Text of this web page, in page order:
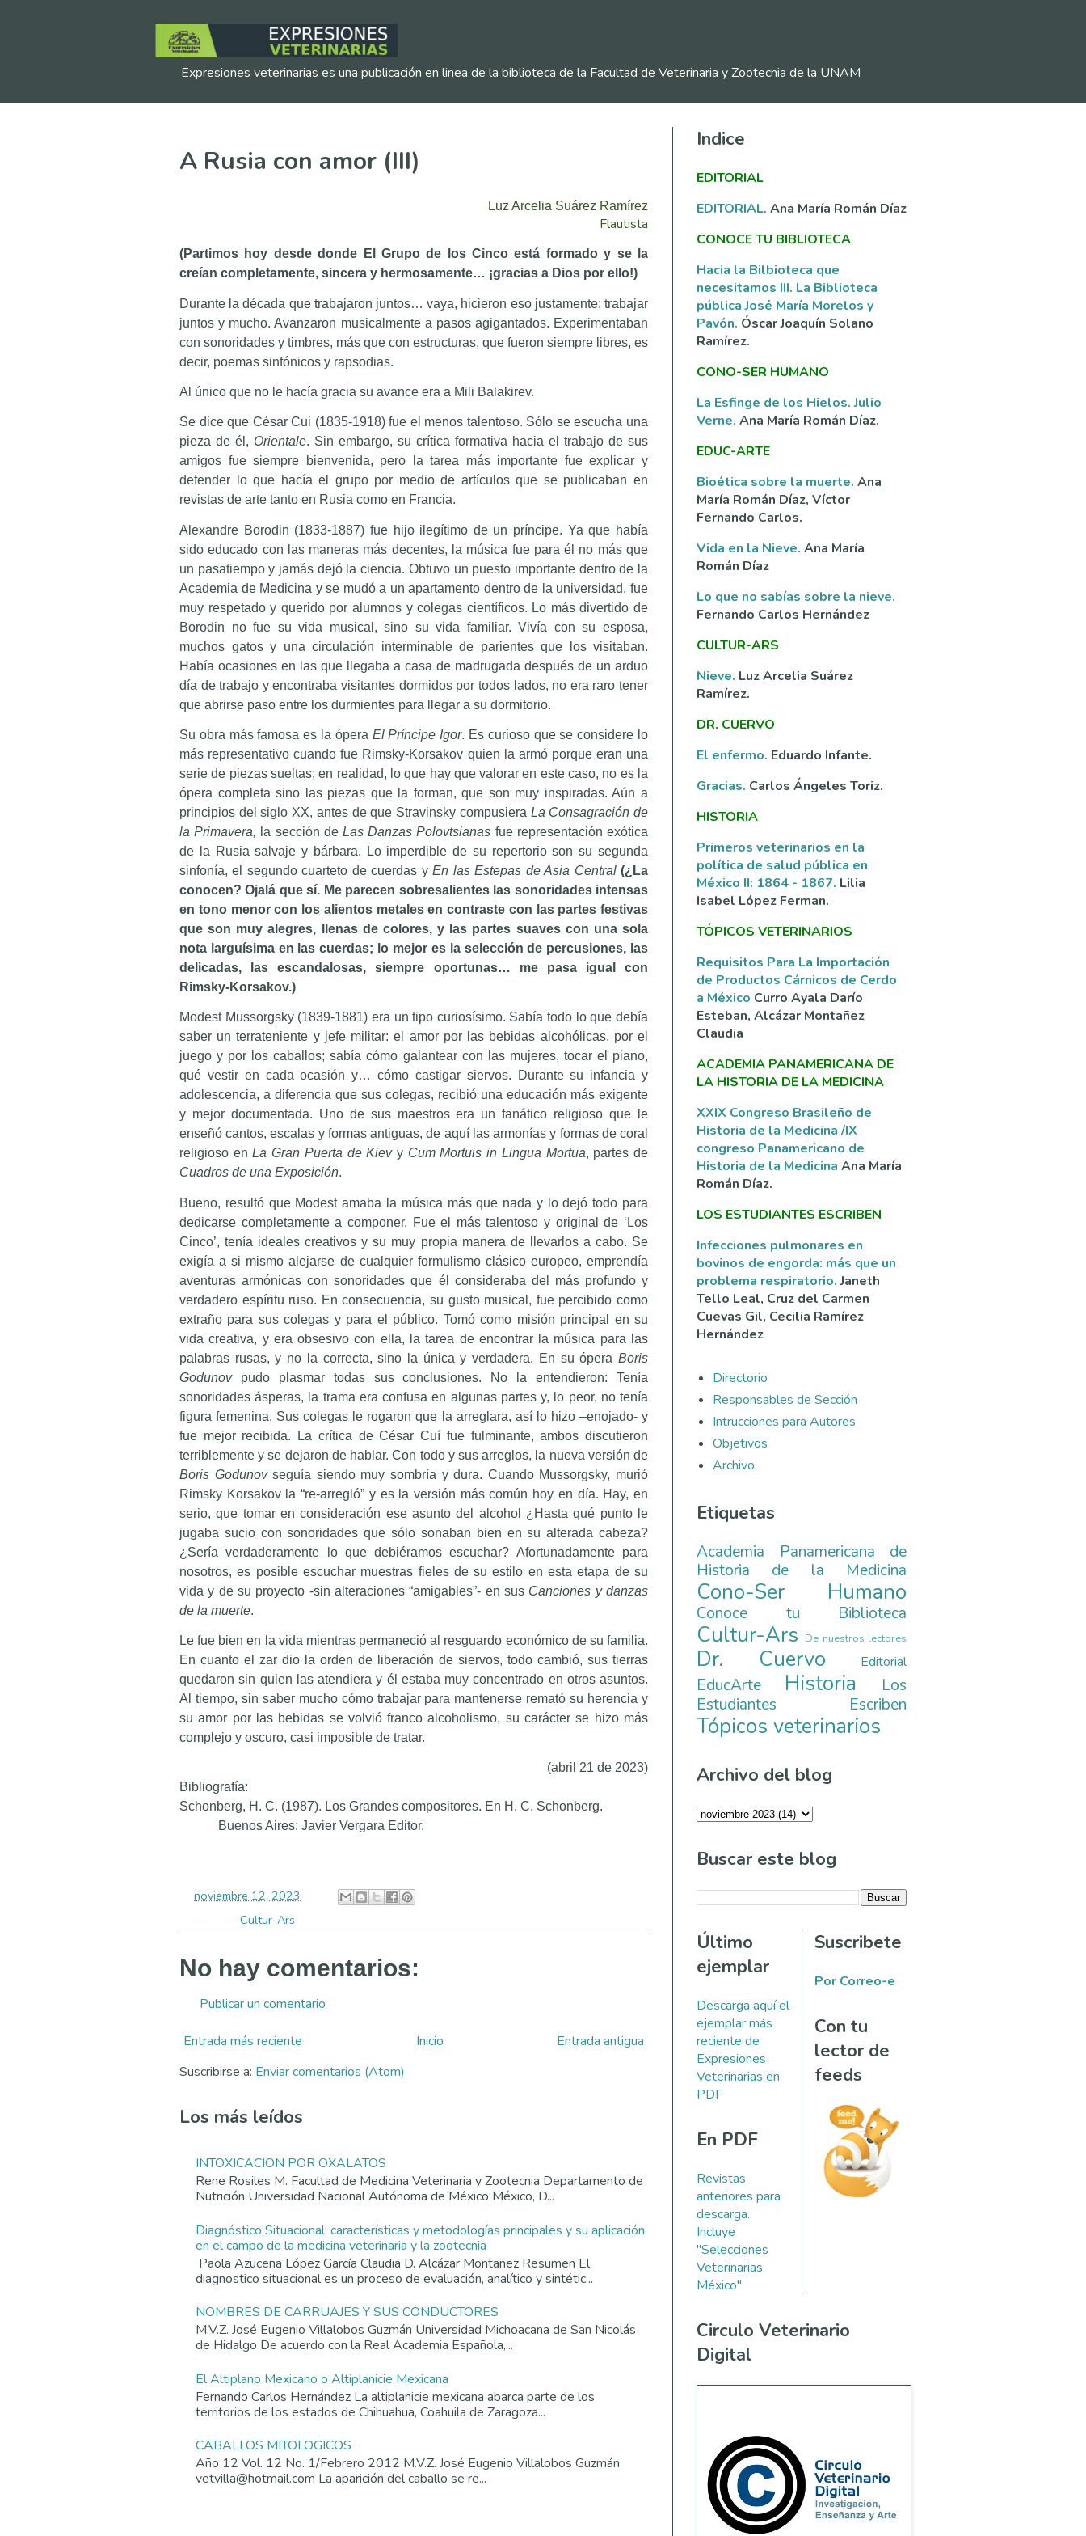
Expresiones veterinarias es una publicación en linea de la biblioteca de la Facultad de Veterinaria y Zootecnia de la UNAM
A Rusia con amor (III)
Luz Arcelia Suárez Ramírez
Flautista
(Partimos hoy desde donde El Grupo de los Cinco está formado y se la
creían completamente, sincera y hermosamente… ¡gracias a Dios por ello!)
Durante la década que trabajaron juntos… vaya, hicieron eso justamente: trabajar
juntos y mucho. Avanzaron musicalmente a pasos agigantados. Experimentaban
con sonoridades y timbres, más que con estructuras, que fueron siempre libres, es
decir, poemas sinfónicos y rapsodias.
Al único que no le hacía gracia su avance era a Mili Balakirev.
Se dice que César Cui (1835-1918) fue el menos talentoso. Sólo se escucha una
pieza de él, Orientale. Sin embargo, su crítica formativa hacia el trabajo de sus
amigos fue siempre bienvenida, pero la tarea más importante fue explicar y
defender lo que hacía el grupo por medio de artículos que se publicaban en
revistas de arte tanto en Rusia como en Francia.
Alexandre Borodin (1833-1887) fue hijo ilegítimo de un príncipe. Ya que había
sido educado con las maneras más decentes, la música fue para él no más que
un pasatiempo y jamás dejó la ciencia. Obtuvo un puesto importante dentro de la
Academia de Medicina y se mudó a un apartamento dentro de la universidad, fue
muy respetado y querido por alumnos y colegas científicos. Lo más divertido de
Borodin no fue su vida musical, sino su vida familiar. Vivía con su esposa,
muchos gatos y una circulación interminable de parientes que los visitaban.
Había ocasiones en las que llegaba a casa de madrugada después de un arduo
día de trabajo y encontraba visitantes dormidos por todos lados, no era raro tener
que abrirse paso entre los durmientes para llegar a su dormitorio.
Su obra más famosa es la ópera El Príncipe Igor. Es curioso que se considere lo
más representativo cuando fue Rimsky-Korsakov quien la armó porque eran una
serie de piezas sueltas; en realidad, lo que hay que valorar en este caso, no es la
ópera completa sino las piezas que la forman, que son muy inspiradas. Aún a
principios del siglo XX, antes de que Stravinsky compusiera La Consagración de
la Primavera, la sección deLas Danzas Polovtsianas fue representación exótica
de la Rusia salvaje y bárbara. Lo imperdible de su repertorio son su segunda
sinfonía, el segundo cuarteto de cuerdas yEn las Estepas de Asia Central (¿La
conocen? Ojalá que sí. Me parecen sobresalientes las sonoridades intensas
en tono menor con los alientos metales en contraste con las partes festivas
que son muy alegres, llenas de colores, y las partes suaves con una sola
nota larguísima en las cuerdas; lo mejor es la selección de percusiones, las
delicadas, las escandalosas, siempre oportunas… me pasa igual con
Rimsky-Korsakov.)
Modest Mussorgsky (1839-1881) era un tipo curiosísimo. Sabía todo lo que debía
saber un terrateniente y jefe militar: el amor por las bebidas alcohólicas, por el
juego y por los caballos; sabía cómo galantear con las mujeres, tocar el piano,
qué vestir en cada ocasión y… cómo castigar siervos. Durante su infancia y
adolescencia, a diferencia que sus colegas, recibió una educación más exigente
y mejor documentada. Uno de sus maestros era un fanático religioso que le
enseñó cantos, escalas y formas antiguas, de aquí las armonías y formas de coral
religioso enLa Gran Puerta de Kievy Cum Mortuis in Lingua Mortua, partes de
Cuadros de una Exposición.
Bueno, resultó que Modest amaba la música más que nada y lo dejó todo para
dedicarse completamente a componer. Fue el más talentoso y original de ‘Los
Cinco’, tenía ideales creativos y su muy propia manera de llevarlos a cabo. Se
exigía a si mismo alejarse de cualquier formulismo clásico europeo, emprendía
aventuras armónicas con sonoridades que él consideraba del más profundo y
verdadero espíritu ruso. En consecuencia, su gusto musical, fue percibido como
extraño para sus colegas y para el público. Tomó como misión principal en su
vida creativa, y era obsesivo con ella, la tarea de encontrar la música para las
palabras rusas, y no la correcta, sino la única y verdadera. En su ópera Boris
Godunovpudo plasmar todas sus conclusiones. No la entendieron: Tenía
sonoridades ásperas, la trama era confusa en algunas partes y, lo peor, no tenía
figura femenina. Sus colegas le rogaron que la arreglara, así lo hizo –enojado- y
fue mejor recibida. La crítica de César Cuí fue fulminante, ambos discutieron
terriblemente y se dejaron de hablar. Con todo y sus arreglos, la nueva versión de
Boris Godunovseguía siendo muy sombría y dura. Cuando Mussorgsky, murió
Rimsky Korsakov la “re-arregló” y es la versión más común hoy en día. Hay, en
serio, que tomar en consideración ese asunto del alcohol ¿Hasta qué punto le
jugaba sucio con sonoridades que sólo sonaban bien en su alterada cabeza?
¿Sería verdaderamente lo que debiéramos escuchar? Afortunadamente para
nosotros, es posible escuchar muestras fieles de su estilo en esta etapa de su
vida y de su proyecto -sin alteraciones “amigables”- en sus Canciones y danzas
de la muerte.
Le fue bien en la vida mientras permaneció al resguardo económico de su familia.
En cuanto el zar dio la orden de liberación de siervos, todo cambió, sus tierras
quedaron sin quien las atendiera y él estaba muy concentrado en otros asuntos.
Al tiempo, sin saber mucho cómo trabajar para mantenerse remató su herencia y
su amor por las bebidas se volvió franco alcoholismo, su carácter se hizo más
complejo y oscuro, casi imposible de tratar.
(abril 21 de 2023)
Bibliografía:
Schonberg, H. C. (1987). Los Grandes compositores. En H. C. Schonberg.
Buenos Aires: Javier Vergara Editor.
noviembre 12, 2023
Cultur-Ars
No hay comentarios:
Publicar un comentario
Entrada más reciente Entrada antigua
Inicio
Suscribirse a: Enviar comentarios (Atom)
Los más leídos
INTOXICACION POR OXALATOS
Rene Rosiles M. Facultad de Medicina Veterinaria y Zootecnia Departamento de
Nutrición Universidad Nacional Autónoma de México México, D...
Diagnóstico Situacional: características y metodologías principales y su aplicación
en el campo de la medicina veterinaria y la zootecnia
Paola Azucena López García Claudia D. Alcázar Montañez Resumen El
diagnostico situacional es un proceso de evaluación, analítico y sintétic...
NOMBRES DE CARRUAJES Y SUS CONDUCTORES
M.V.Z. José Eugenio Villalobos Guzmán Universidad Michoacana de San Nicolás
de Hidalgo De acuerdo con la Real Academia Española,...
El Altiplano Mexicano o Altiplanicie Mexicana
Fernando Carlos Hernández La altiplanicie mexicana abarca parte de los
territorios de los estados de Chihuahua, Coahuila de Zaragoza...
CABALLOS MITOLOGICOS
Año 12 Vol. 12 No. 1/Febrero 2012 M.V.Z. José Eugenio Villalobos Guzmán
vetvilla@hotmail.com La aparición del caballo se re...
Indice
EDITORIAL
EDITORIAL. Ana María Román Díaz
CONOCE TU BIBLIOTECA
Hacia la Bilbioteca que
necesitamos III. La Biblioteca
pública José María Morelos y
Pavón. Óscar Joaquín Solano
Ramírez.
CONO-SER HUMANO
La Esfinge de los Hielos. Julio
Verne. Ana María Román Díaz.
EDUC-ARTE
Bioética sobre la muerte. Ana
María Román Díaz, Víctor
Fernando Carlos.
Vida en la Nieve. Ana María
Román Díaz
Lo que no sabías sobre la nieve.
Fernando Carlos Hernández
CULTUR-ARS
Nieve. Luz Arcelia Suárez
Ramírez.
DR. CUERVO
El enfermo. Eduardo Infante.
Gracias. Carlos Ángeles Toriz.
HISTORIA
Primeros veterinarios en la
política de salud pública en
México II: 1864 - 1867. Lilia
Isabel López Ferman.
TÓPICOS VETERINARIOS
Requisitos Para La Importación
de Productos Cárnicos de Cerdo
a México Curro Ayala Darío
Esteban, Alcázar Montañez
Claudia
ACADEMIA PANAMERICANA DE
LA HISTORIA DE LA MEDICINA
XXIX Congreso Brasileño de
Historia de la Medicina /IX
congreso Panamericano de
Historia de la Medicina Ana María
Román Díaz.
LOS ESTUDIANTES ESCRIBEN
Infecciones pulmonares en
bovinos de engorda: más que un
problema respiratorio.Janeth
Tello Leal, Cruz del Carmen
Cuevas Gil, Cecilia Ramírez
Hernández
Directorio
Responsables de Sección
Intrucciones para Autores
Objetivos
Archivo
Etiquetas
Academia Panamericana de
Historia de la Medicina
Cono-Ser Humano
Conoce tu Biblioteca
Cultur-Ars De nuestros lectores
Dr. Cuervo Editorial
EducArte Historia
Los
Estudiantes Escriben
Tópicos veterinarios
Archivo del blog
Buscar este blog
Último
ejemplar
Descarga aquí el
ejemplar más
reciente de
Expresiones
Veterinarias en
PDF
En PDF
Revistas
anteriores para
descarga.
Incluye
"Selecciones
Veterinarias
México"
Suscribete
Por Correo-e
Con tu
lector de
feeds
Circulo Veterinario
Digital